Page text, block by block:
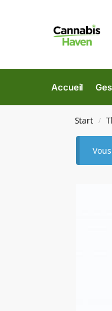
Accueil
Start /